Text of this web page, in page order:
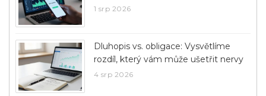
1 srp 2026
Dluhopis vs. obligace: Vysvětlíme
rozdíl, který vám může ušetřit nervy
4 srp 2026